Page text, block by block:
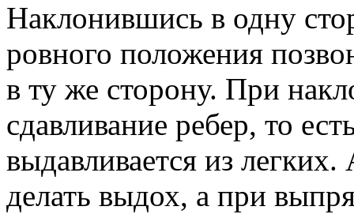
Наклонившись в одну
ровного положения
в ту же сторону. При
сдавливание ребер, то
выдавливается из
делать выдох, а при